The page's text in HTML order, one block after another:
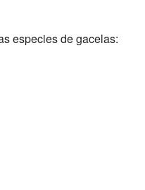
especies de gacelas: